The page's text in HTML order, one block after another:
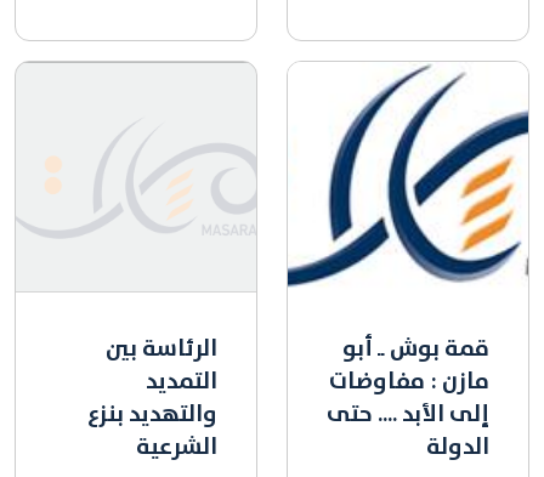
قمة بوش ــ أبو
مازن : مفاوضات
إلى الأبد .... حتى
الدولة
الرئاسة بين
التمديد
والتهديد بنزع
الشرعية